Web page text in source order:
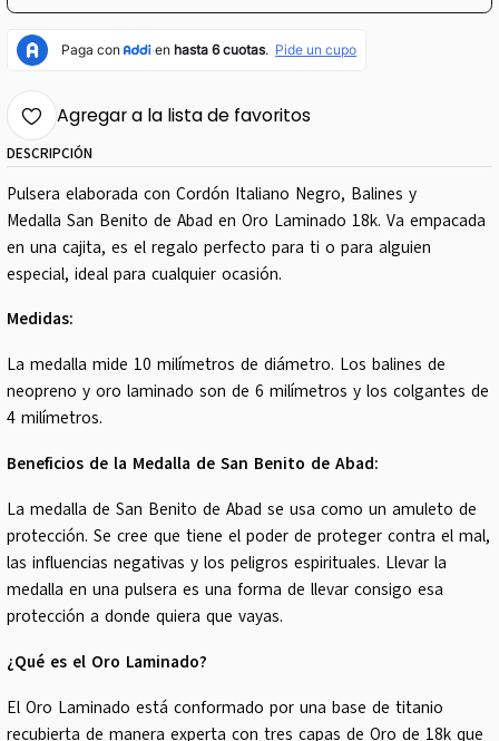
Agregar a la lista de favoritos
DESCRIPCIÓN
Pulsera elaborada con Cordón Italiano Negro, Balines y
Medalla San Benito de Abad en Oro Laminado 18k. Va empacada
en una cajita, es el regalo perfecto para ti o para alguien
especial, ideal para cualquier ocasión.
Medidas:
La medalla mide 10 milímetros de diámetro. Los balines de
neopreno y oro laminado son de 6 milímetros y los colgantes de
4 milímetros.
Beneficios de la Medalla de San Benito de Abad:
La medalla de San Benito de Abad se usa como un amuleto de
protección. Se cree que tiene el poder de proteger contra el mal,
las influencias negativas y los peligros espirituales. Llevar la
medalla en una pulsera es una forma de llevar consigo esa
protección a donde quiera que vayas.
¿Qué es el Oro Laminado?
El Oro Laminado está conformado por una base de titanio
recubierta de manera experta con tres capas de Oro de 18k que